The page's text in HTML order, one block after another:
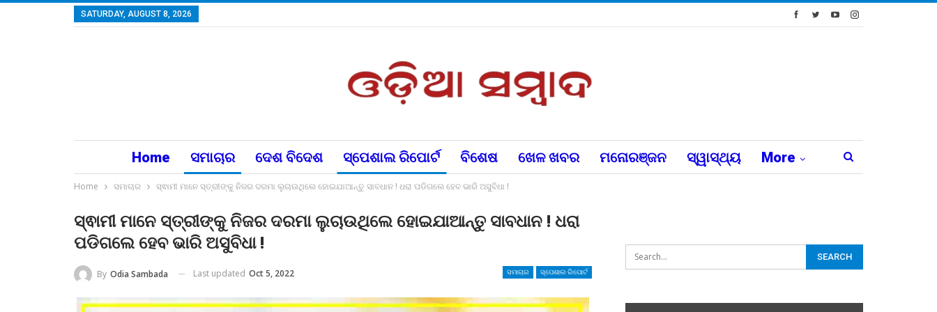
SATURDAY, AUGUST 8, 2026
Home ସମାଚାର ଦେଶ ବିଦେଶ ସ୍ପେଶାଲ ରିପୋର୍ଟ ବିଶେଷ ଖେଳ ଖବର ମନୋରଞ୍ଜନ ସ୍ୱାସ୍ଥ୍ୟ More
Home ସମାଚାର ସ୍ଵାମୀ ମାନେ ସ୍ତ୍ରୀଙ୍କୁ ନିଜର ଦରମା ଲୁଚାଉଥିଲେ ହୋଇଯାଆନ୍ତୁ ସାବଧାନ ! ଧରା ପଡିଗଲେ ହେବ ଭାରି ଅସୁବିଧା !
ସ୍ଵାମୀ ମାନେ ସ୍ତ୍ରୀଙ୍କୁ ନିଜର ଦରମା ଲୁଚାଉଥିଲେ ହୋଇଯାଆନ୍ତୁ ସାବଧାନ ! ଧରା
ପଡିଗଲେ ହେବ ଭାରି ଅସୁବିଧା !
ସମାଚାର ସ୍ପେଶାଲ ରିପୋର୍ଟ
By Odia Sambada Last updated Oct 5, 2022